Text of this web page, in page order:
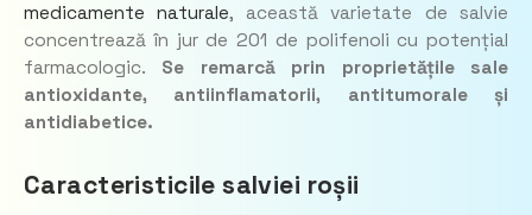
medicamente naturale, această varietate de salvie
concentrează în jur de 201 de polifenoli cu potențial
farmacologic. Se remarcă prin proprietățile sale
antioxidante, antiinflamatorii, antitumorale și
antidiabetice.
Caracteristicile salviei roșii